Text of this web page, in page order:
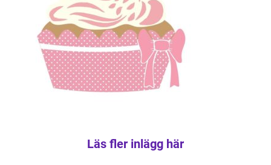
Läs fler inlägg här